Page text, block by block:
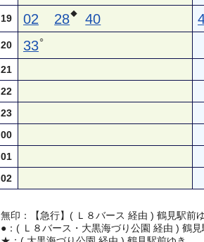
19 02 28◆ 40
20 33○
21
22
23
00
01
02
無印：【急行】( Ｌ８バース 経由 ) 鶴見駅前
●：( Ｌ８バース・大黒海づり公園 経由 ) 鶴見